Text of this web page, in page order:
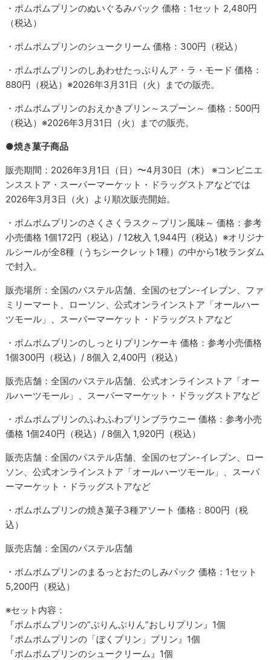
・ポムポムプリンのぬいぐるみパック 価格：1セット 2,480円
（税込）
・ポムポムプリンのシュークリーム 価格：300円（税込）
・ポムポムプリンのしあわせたっぷりんア・ラ・モード 価格：
880円（税込）※2026年3月31日（火）までの販売。
・ポムポムプリンのおえかきプリン～スプーン～ 価格：500円
（税込）※2026年3月31日（火）までの販売。
●焼き菓子商品
販売期間：2026年3月1日（日）〜4月30日（木） ※コンビニエ
ンスストア・スーパーマーケット・ドラッグストアなどでは
2026年3月3日（火）より順次販売開始。
・ポムポムプリンのさくさくラスク～プリン風味～ 価格：参考
小売価格 1個172円（税込）/ 12枚入 1,944円（税込）※オリジナ
ルシールが全8種（うちシークレット1種）の中から1枚ランダム
で封入。
販売場所：全国のパステル店舗、全国のセブン-イレブン、ファ
ミリーマート、ローソン、公式オンラインストア「オールハー
ツモール」、スーパーマーケット・ドラッグストアなど
・ポムポムプリンのしっとりプリンケーキ 価格：参考小売価格
1個300円（税込）/ 8個入 2,400円（税込）
販売店舗：全国のパステル店舗、公式オンラインストア「オー
ルハーツモール」、スーパーマーケット・ドラッグストアなど
・ポムポムプリンのふわふわプリンブラウニー 価格：参考小売
価格 1個240円（税込）/ 8個入 1,920円（税込）
販売店舗：全国のパステル店舗、全国のセブン-イレブン、ロー
ソン、公式オンラインストア「オールハーツモール」、スーパ
ーマーケット・ドラッグストアなど
・ポムポムプリンの焼き菓子3種アソート 価格：800円（税
込）
販売店舗：全国のパステル店舗
・ポムポムプリンのまるっとおたのしみパック 価格：1セット
5,200円（税込）
※セット内容：
『ポムポムプリンの”ぷりんぷりん”おしりプリン』1個
『ポムポムプリンの「ぼくプリン」プリン』1個
『ポムポムプリンのシュークリーム』1個